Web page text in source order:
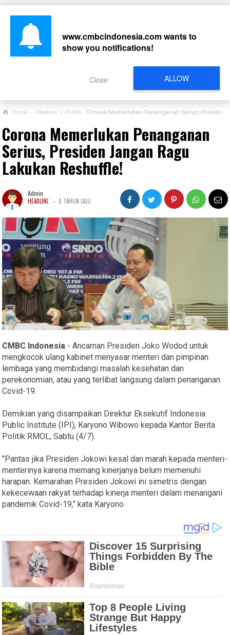
Home › Headline › Politik Corona Memerlukan Penanganan Serius, Presiden Jangan Ragu Lakukan Reshuffle!
Corona Memerlukan Penanganan
Serius, Presiden Jangan Ragu
Lakukan Reshuffle!
Admin
HEADLINE - 6 TAHUN LALU
CMBC Indonesia - Ancaman Presiden Joko Wodod untuk
mengkocok ulang kabinet menyasar menteri dan pimpinan
lembaga yang membidangi masalah kesehatan dan
perekonomian, atau yang terlibat langsung dalam penanganan
Covid-19.
Demikian yang disampaikan Direktur Eksekutif Indonesia
Public Institute (IPI), Karyono Wibowo kepada Kantor Berita
Politik RMOL, Sabtu (4/7).
"Pantas jika Presiden Jokowi kesal dan marah kepada menteri-
menterinya karena memang kinerjanya belum memenuhi
harapan. Kemarahan Presiden Jokowi ini simetris dengan
kekecewaan rakyat terhadap kinerja menteri dalam menangani
pandemik Covid-19," kata Karyono.
www.cmbcindonesia.comwants to
show you notifications!
ALLOW
Close